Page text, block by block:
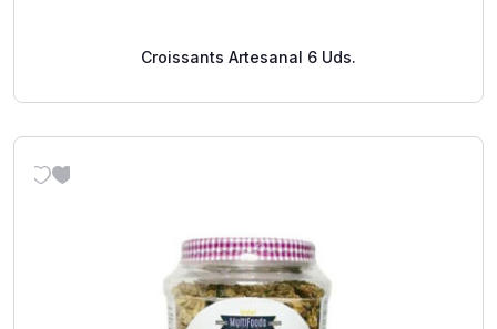
Croissants Artesanal 6 Uds.